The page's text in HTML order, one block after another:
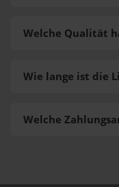
Welche
Welche Qualität
Wie lange ist die